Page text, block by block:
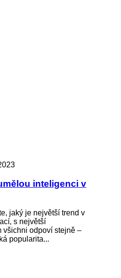
inteligenci v
jaký je největší trend v
s největší
všichni odpoví stejně –
popularita...